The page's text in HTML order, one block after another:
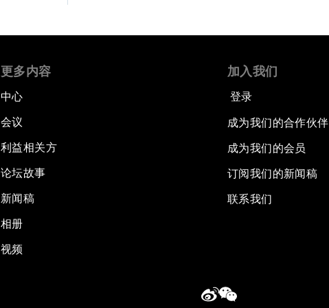
更多内容
中心
会议
利益相关方
论坛故事
新闻稿
相册
视频
加入我们
登录
成为我们的合作伙伴
成为我们的会员
订阅我们的新闻稿
联系我们